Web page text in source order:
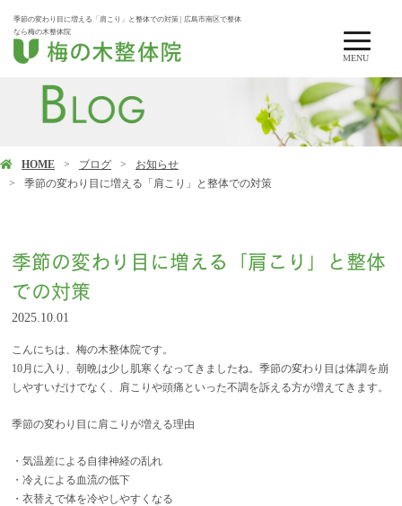
MENU
季節の変わり目に増える「肩こり」と整体での対策 | 広島市南区で整体
なら梅の木整体院
HOME ブログ
お知らせ
季節の変わり目に増える「肩こり」と整体での対策
季節の変わり目に増える「肩こり」と整体
での対策
2025.10.01
こんにちは、梅の木整体院です。
10月に入り、朝晩は少し肌寒くなってきましたね。季節の変わり目は体調を崩
しやすいだけでなく、肩こりや頭痛といった不調を訴える方が増えてきます。
季節の変わり目に肩こりが増える理由
・気温差による自律神経の乱れ
・冷えによる血流の低下
・衣替えで体を冷やしやすくなる